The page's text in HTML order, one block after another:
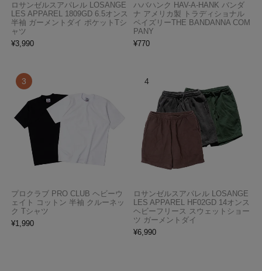
ロサンゼルスアパレル LOSANGE
LES APPAREL 1809GD 6.5オンス
半袖 ガーメントダイ ポケットTシ
ャツ
¥3,990
ハバハンク HAV-A-HANK バンダ
ナ アメリカ製 トラディショナル
ペイズリーTHE BANDANNA COM
PANY
¥770
プロクラブ PRO CLUB ヘビーウ
ェイト コットン 半袖 クルーネッ
ク Tシャツ
¥1,990
ロサンゼルスアパレル LOSANGE
LES APPAREL HF02GD 14オンス
ヘビーフリース スウェットショー
ツ ガーメントダイ
¥6,990